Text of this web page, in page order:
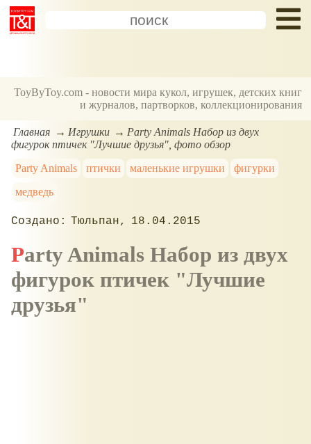
ToyByToy.com - новости мира кукол, игрушек, детских книг
и журналов, партворков, коллекционирования
Главная Игрушки
Party Animals Набор из двух
фигурок птичек "Лучшие друзья", фото обзор
Party Animals
птички маленькие игрушки
фигурки
медведь
Тюльпан 18.04.2015
Party Animals Набор из двух
фигурок птичек "Лучшие
друзья"